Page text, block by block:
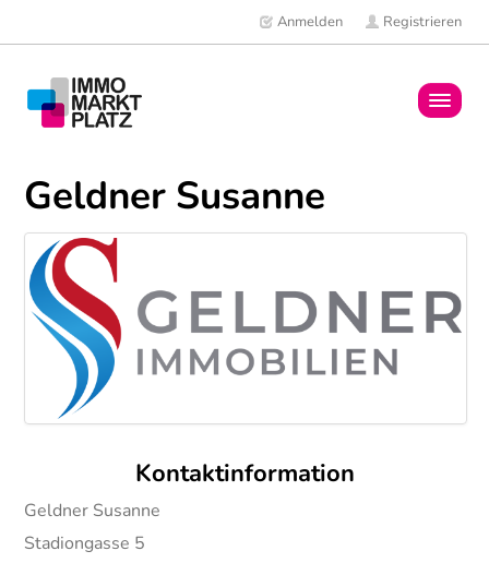
Anmelden Registrieren
News
Geldner Susanne
Kontaktinformation
Geldner Susanne
Stadiongasse 5